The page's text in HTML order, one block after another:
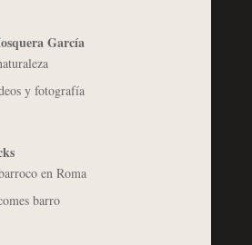
García
y fotografía
en Roma
barro